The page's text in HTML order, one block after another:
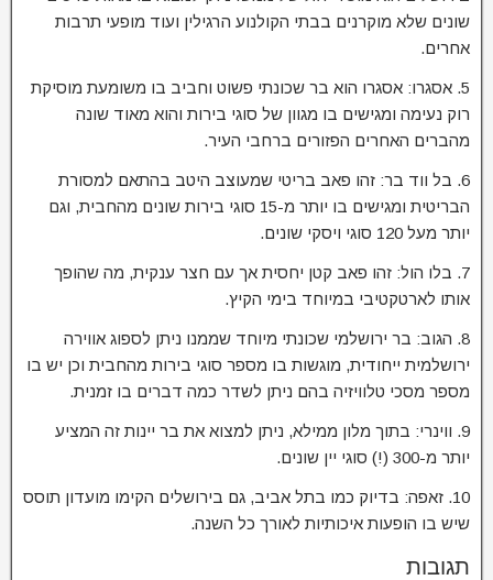
שונים שלא מוקרנים בבתי הקולנוע הרגילין ועוד מופעי תרבות
אחרים.
5. אסגרו: אסגרו הוא בר שכונתי פשוט וחביב בו משומעת מוסיקת
רוק נעימה ומגישים בו מגוון של סוגי בירות והוא מאוד שונה
מהברים האחרים הפזורים ברחבי העיר.
6. בל ווד בר: זהו פאב בריטי שמעוצב היטב בהתאם למסורת
הבריטית ומגישים בו יותר מ-15 סוגי בירות שונים מהחבית, וגם
יותר מעל 120 סוגי ויסקי שונים.
7. בלו הול: זהו פאב קטן יחסית אך עם חצר ענקית, מה שהופך
אותו לארטקטיבי במיוחד בימי הקיץ.
8. הגוב: בר ירושלמי שכונתי מיוחד שממנו ניתן לספוג אווירה
ירושלמית ייחודית, מוגשות בו מספר סוגי בירות מהחבית וכן יש בו
מספר מסכי טלוויזיה בהם ניתן לשדר כמה דברים בו זמנית.
9. ווינרי: בתוך מלון ממילא, ניתן למצוא את בר יינות זה המציע
יותר מ-300 (!) סוגי יין שונים.
10. זאפה: בדיוק כמו בתל אביב, גם בירושלים הקימו מועדון תוסס
שיש בו הופעות איכותיות לאורך כל השנה.
תגובות